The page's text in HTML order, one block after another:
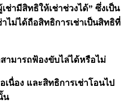
ช่ามีสิทธิให้เช่าช่วงได้” ซึ่งเป็น
ไม่ได้ถือสิทธิการเช่าเป็นสิทธิที่
ามารถฟ้องขับไล่ได้หรือไม่
นื่อง และสิทธิการเช่าโอนไป
น